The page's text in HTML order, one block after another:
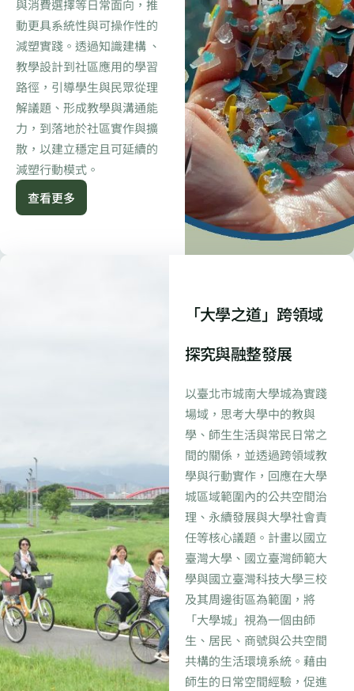
與消費選擇等日常面向，推
動更具系統性與可操作性的
減塑實踐。透過知識建構 、
教學設計到社區應用的學習
路徑，引導學生與民眾從理
解議題、形成教學與溝通能
力，到落地於社區實作與擴
散，以建立穩定且可延續的
減塑行動模式。
查看更多
「大學之道」跨領域
探究與融整發展
以臺北市城南大學城為實踐
場域，思考大學中的教與
學、師生生活與常民日常之
間的關係，並透過跨領域教
學與行動實作，回應在大學
城區域範圍內的公共空間治
理、永續發展與大學社會責
任等核心議題。計畫以國立
臺灣大學、國立臺灣師範大
學與國立臺灣科技大學三校
及其周邊街區為範圍，將
「大學城」視為一個由師
生、居民、商號與公共空間
共構的生活環境系統。藉由
師生的日常空間經驗，促進